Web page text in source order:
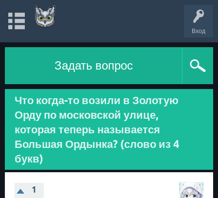
Вход
Задать вопрос
Что когда-то возили в Золотую
Орду по московской улице,
которая теперь называется
Большая Ордынка? (слово из 4
букв)
1